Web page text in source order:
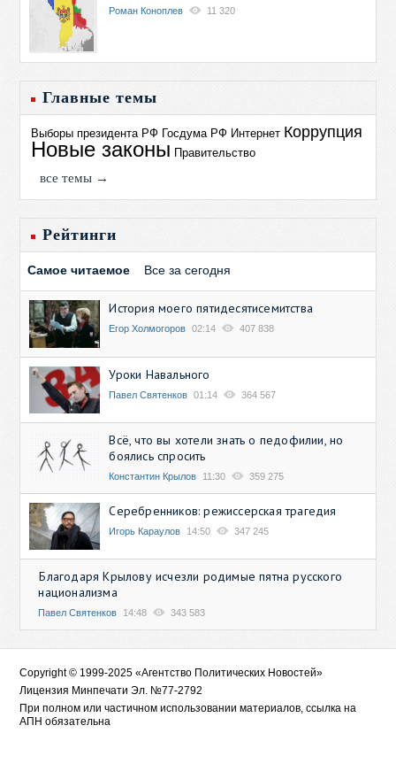
Роман Коноплев 11 320
Главные темы
Выборы президента РФ Госдума РФ Интернет Коррупция
Новые законы Правительство
все темы →
Рейтинги
Самое читаемое Все за сегодня
История моего пятидесятисемитства
Егор Холмогоров 02:14 407 838
Уроки Навального
Павел Святенков 01:14 364 567
Всё, что вы хотели знать о педофилии, но
боялись спросить
Константин Крылов 11:30 359 275
Серебренников: режиссерская трагедия
Игорь Караулов 14:50 347 245
Благодаря Крылову исчезли родимые пятна русского
национализма
Павел Святенков 14:48 343 583
Copyright © 1999-2025 «Агентство Политических Новостей»
Лицензия Минпечати Эл. №77-2792
При полном или частичном использовании материалов, ссылка на
АПН обязательна